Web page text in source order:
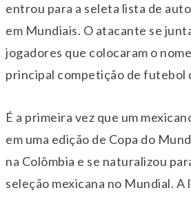
entrou para a seleta lista de
em Mundiais. O atacante se
jogadores que colocaram o
principal competição de futebol
É a primeira vez que um
em uma edição de Copa do
na Colômbia e se naturalizou
seleção mexicana no Mundial. A